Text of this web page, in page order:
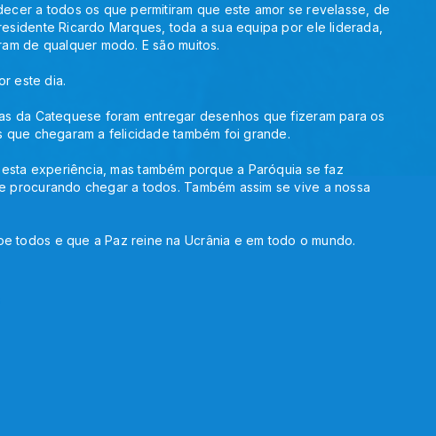
a todos os que permitiram que este amor se revelasse, de
Ricardo Marques, toda a sua equipa por ele liderada,
de qualquer modo. E são muitos.
este dia.
da Catequese foram entregar desenhos que fizeram para os
chegaram a felicidade também foi grande.
experiência, mas também porque a Paróquia se faz
procurando chegar a todos. Também assim se vive a nossa
todos e que a Paz reine na Ucrânia e em todo o mundo.